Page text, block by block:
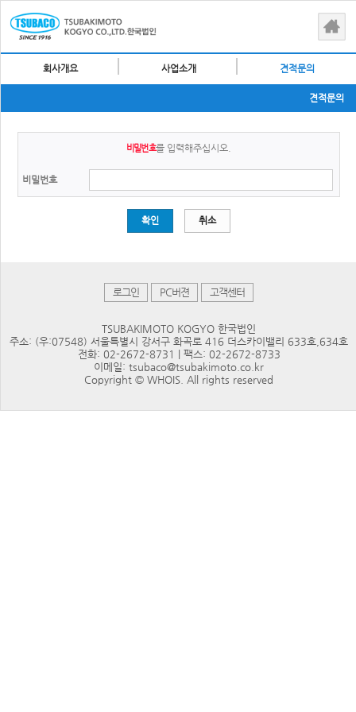
회사개요 사업소개 견적문의
견적문의
비밀번호를 입력해주십시오.
비밀번호
확인 취소
로그인 PC버젼 고객센터
TSUBAKIMOTO KOGYO 한국법인
주소: (우:07548) 서울특별시 강서구 화곡로 416 더스카이밸리 633호,634호
전화: 02-2672-8731 | 팩스: 02-2672-8733
이메일: tsubaco@tsubakimoto.co.kr
Copyright © WHOIS. All rights reserved